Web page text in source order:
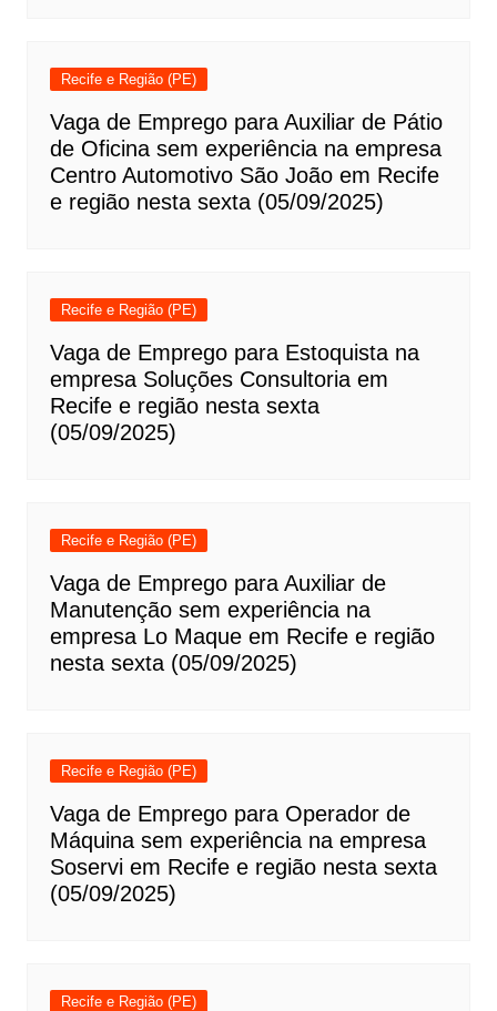
Recife e Região (PE)
Vaga de Emprego para Auxiliar de Pátio
de Oficina sem experiência na empresa
Centro Automotivo São João em Recife
e região nesta sexta (05/09/2025)
Recife e Região (PE)
Vaga de Emprego para Estoquista na
empresa Soluções Consultoria em
Recife e região nesta sexta
(05/09/2025)
Recife e Região (PE)
Vaga de Emprego para Auxiliar de
Manutenção sem experiência na
empresa Lo Maque em Recife e região
nesta sexta (05/09/2025)
Recife e Região (PE)
Vaga de Emprego para Operador de
Máquina sem experiência na empresa
Soservi em Recife e região nesta sexta
(05/09/2025)
Recife e Região (PE)